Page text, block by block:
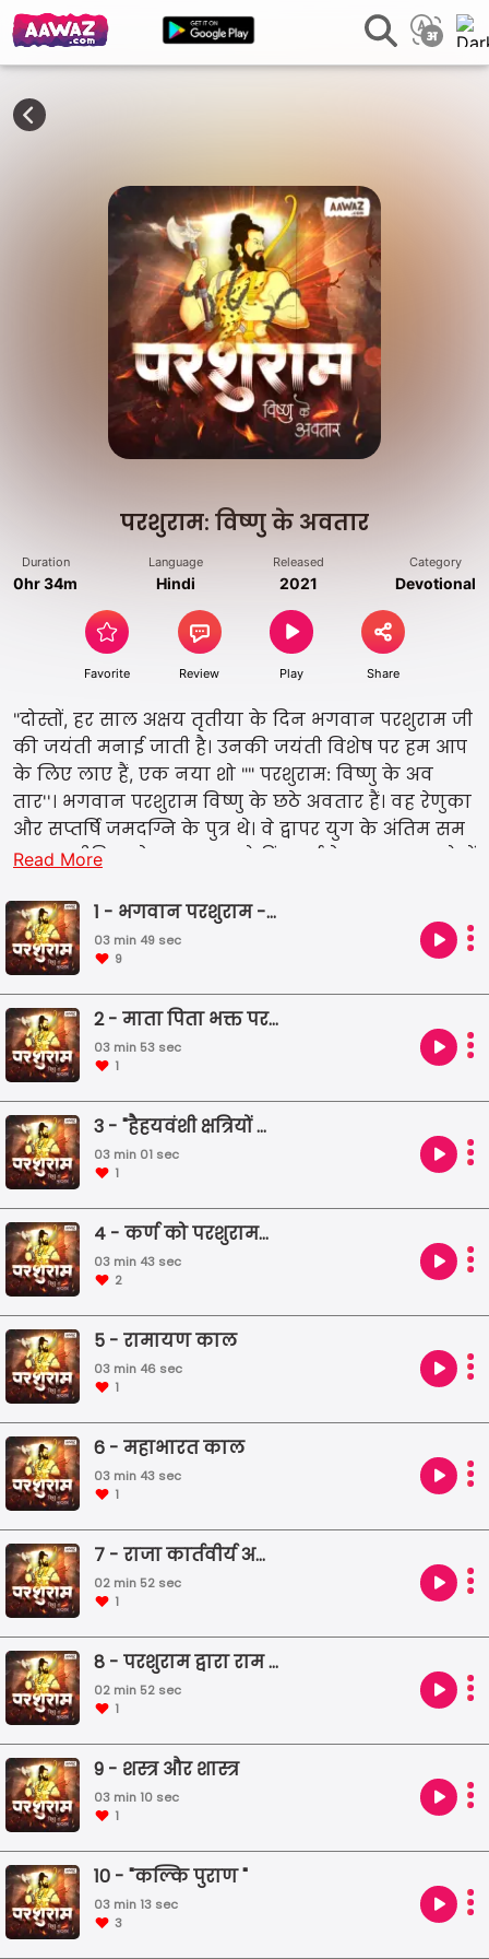
परशुराम: विष्णु के अवतार
Duration
0hr 34m
Language
Hindi
Released
2021
Category
Devotional
Favorite Review Play Share
"दोस्तों, हर साल अक्षय तृतीया के दिन भगवान परशुराम जी
की जयंती मनाई जाती है। उनकी जयंती विशेष पर हम आप
के लिए लाए हैं, एक नया शो "" परशुराम: विष्णु के अव
तार''। भगवान परशुराम विष्णु के छठे अवतार हैं। वह रेणुका
और सप्तर्षि जमदग्नि के पुत्र थे। वे द्वापर युग के अंतिम सम
य तक जीवित रहे। परशुराम को हिंदू धर्म के सात अमर लोगों
न्न करने के लिए घोर तपस्या की थी जिसके बाद उन्हें वर
दान के रूप में एक फरसा मिला था। इसके जरिए परशुराम
ने कई तरह की युद्ध कलाएँ सीखीं। इस शो में हम सुनाने
जाने वाले हैं उनसे जुडी कथाएं।" क्रिएशन पार्टनर हैडरूम
टीम (Creation partner Headroom Team)
Read More
1 - भगवान परशुराम -जन्म
03 min 49 sec
9
2 - माता पिता भक्त परशुराम
03 min 53 sec
1
3 - "हैहयवंशी क्षत्रियों का विनाश "
03 min 01 sec
1
4 - कर्ण को परशुरामजी को श्राप
03 min 43 sec
2
5 - रामायण काल
03 min 46 sec
1
6 - महाभारत काल
03 min 43 sec
1
7 - राजा कार्तवीर्य अर्जुन का वध
02 min 52 sec
1
8 - परशुराम द्वारा राम जी की परीक्षा
02 min 52 sec
1
9 - शस्त्र और शास्त्र
03 min 10 sec
1
10 - "कल्कि पुराण "
03 min 13 sec
3